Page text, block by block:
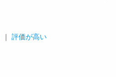
｜ 評価が高い